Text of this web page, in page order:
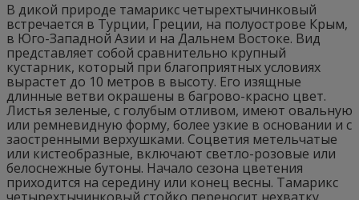
В дикой природе тамарикс четырехтычинковый
встречается в Турции, Греции, на полуострове Крым,
в Юго-Западной Азии и на Дальнем Востоке. Вид
представляет собой сравнительно крупный
кустарник, который при благоприятных условиях
вырастет до 10 метров в высоту. Его изящные
длинные ветви окрашены в багрово-красно цвет.
Листья зеленые, с голубым отливом, имеют овальную
или ремневидную форму, более узкие в основании и с
заостренными верхушками. Соцветия метельчатые
или кистеобразные, включают светло-розовые или
белоснежные бутоны. Начало сезона цветения
приходится на середину или конец весны. Тамарикс